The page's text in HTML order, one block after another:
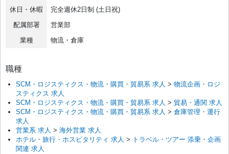
休日・休暇
完全週休2日制 (土日祝)
配属部署
営業部
業種
物流・倉庫
職種
SCM・ロジスティクス・物流・購買・貿易系 求人 > 物流企画・ロジ
スティクス 求人
SCM・ロジスティクス・物流・購買・貿易系 求人 > 貿易・通関 求人
SCM・ロジスティクス・物流・購買・貿易系 求人 > 倉庫管理・運行
求人
営業系 求人 > 海外営業 求人
ホテル・旅行・ホスピタリティ 求人 > トラベル・ツアー 添乗・企画
関連 求人